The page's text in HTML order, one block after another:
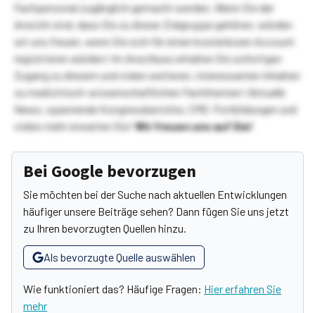
Fachpersonal zugänglich gemacht werden. Wenn Sie der
Ansicht sind, dass Sie zu dieser Zielgruppe gehören, würden
wir uns freuen, wenn Sie sich für einen kostenlosen Account
registrieren würden! Im Anschluss erhalten Sie sofortigen
Zugang zu diesem und vielen weiteren, interessanten Inhalten
zu medizinisch-wissenschaftlichen Fachthemen! Aktuelle
News, spannende Kongressberichte, CME-Fortbildungen und
vieles mehr erwarten Sie!Wir freuen uns auf Sie!
Bei Google bevorzugen
Sie möchten bei der Suche nach aktuellen Entwicklungen
häufiger unsere Beiträge sehen? Dann fügen Sie uns jetzt
zu Ihren bevorzugten Quellen hinzu.
Als bevorzugte Quelle auswählen
Wie funktioniert das? Häufige Fragen: Hier erfahren Sie
mehr